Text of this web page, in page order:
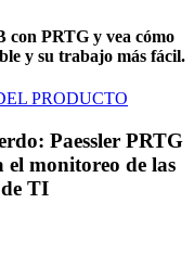
con PRTG y vea cómo
y su trabajo más fácil.
PRODUCTO
Paessler PRTG
el monitoreo de las
TI